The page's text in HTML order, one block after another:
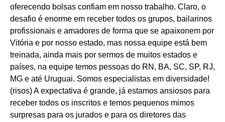
oferecendo bolsas confiam em nosso trabalho. Claro, o
desafio é enorme em receber todos os grupos, bailarinos
profissionais e amadores de forma que se apaixonem por
Vitória e por nosso estado, mas nossa equipe está bem
treinada, ainda mais por sermos de muitos estados e
países, na equipe temos pessoas do RN, BA, SC, SP, RJ,
MG e até Uruguai. Somos especialistas em diversidade!
(risos) A expectativa é grande, já estamos ansiosos para
receber todos os inscritos e temos pequenos mimos
surpresas para os jurados e para os diretores das